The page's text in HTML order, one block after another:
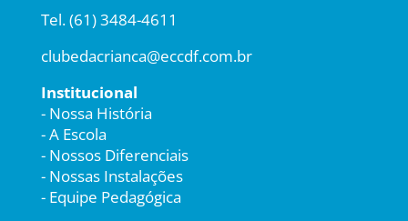
Tel.(61) 3484-4611
clubedacrianca@eccdf.com.br
Institucional
- Nossa História
-A Escola
- Nossos Diferenciais
- Nossas Instalações
- Equipe Pedagógica